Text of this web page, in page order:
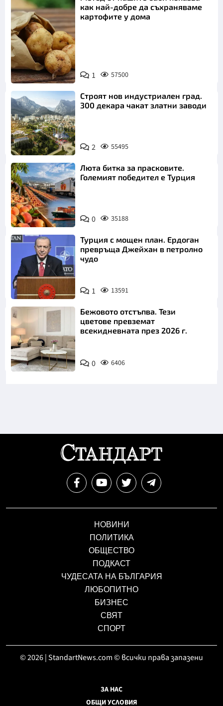
Снимка:
Пиксабей
как най-добре да съхраняваме
картофите у дома
1 57500
Строят нов индустриален град.
300 декара чакат златни заводи
2 55495
Люта битка за прасковите.
Големият победител е Турция
0 35188
Турция с мощен план. Ердоган
превръща Джейхан в петролно
чудо
1 13591
Бежовото отстъпва. Тези
цветове превземат
всекидневната през 2026 г.
0 6406
НОВИНИ
ПОЛИТИКА
ОБЩЕСТВО
ПОДКАСТ
ЧУДЕСАТА НА БЪЛГАРИЯ
ЛЮБОПИТНО
БИЗНЕС
СВЯТ
СПОРТ
© 2026 | StandartNews.com © всички права запазени
ЗА НАС
ОБЩИ УСЛОВИЯ